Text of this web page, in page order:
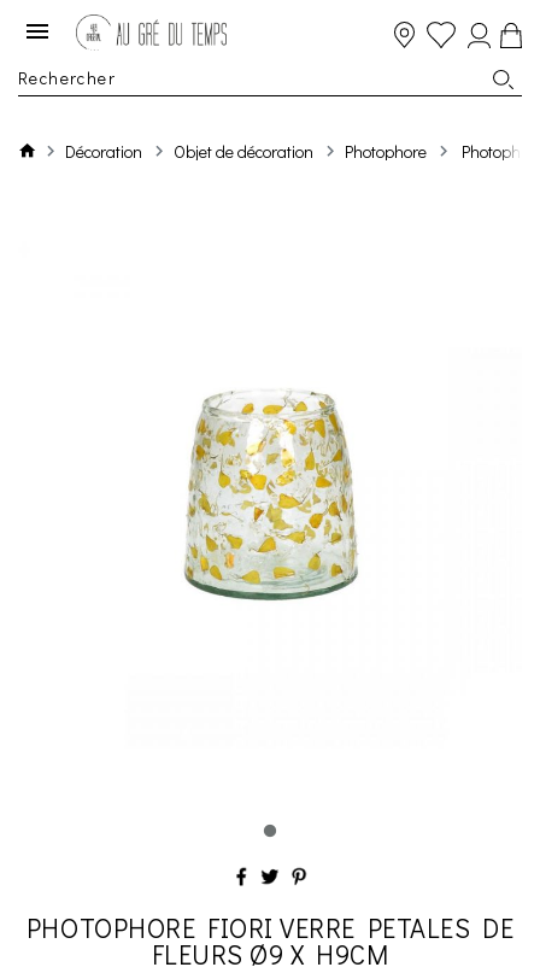
Décoration Objet de décoration Photophore
PHOTOPHORE FIORI VERRE PETALES DE
FLEURS Ø9 X H9CM